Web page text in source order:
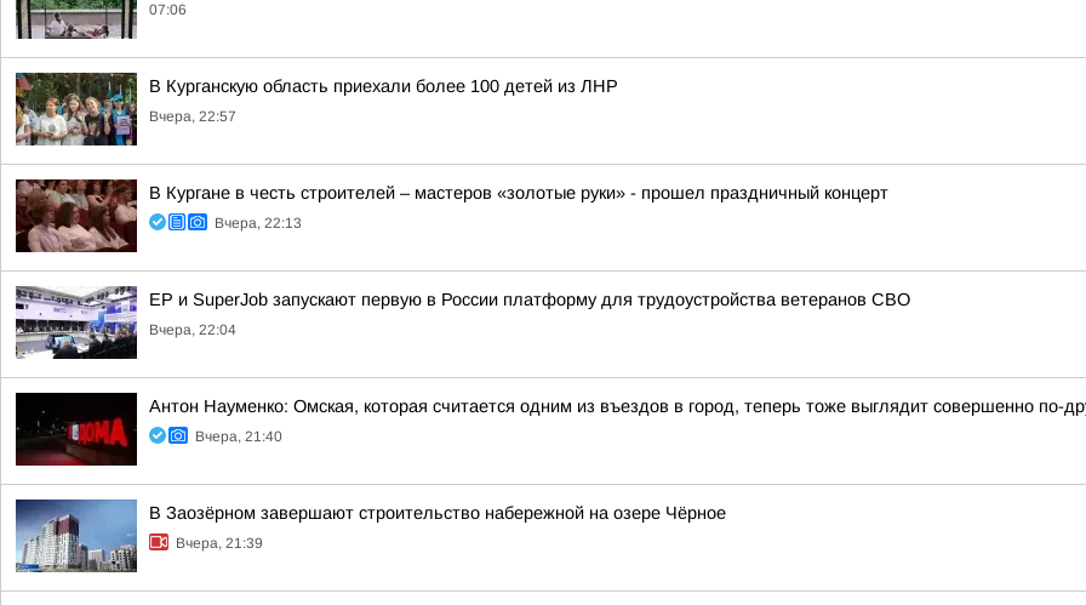
07:06
В Курганскую область приехали более 100 детей из ЛНР
Вчера, 22:57
В Кургане в честь строителей – мастеров «золотые руки» - прошел праздничный концерт
Вчера, 22:13
ЕР и SuperJob запускают первую в России платформу для трудоустройства ветеранов СВО
Вчера, 22:04
Антон Науменко: Омская, которая считается одним из въездов в город, теперь тоже выглядит совершенно по-
Вчера, 21:40
В Заозёрном завершают строительство набережной на озере Чёрное
Вчера, 21:39